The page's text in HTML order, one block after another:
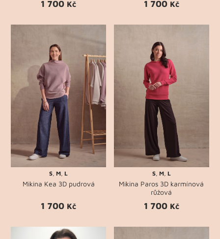
1 700 Kč 1 700 Kč
S,M,L
Mikina Kea 3D pudrová
1 700 Kč
S, M, L
Mikina Paros 3D karmínová
růžová
1 700 Kč